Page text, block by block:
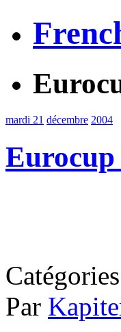
mardi 21 décembre 2004
Par